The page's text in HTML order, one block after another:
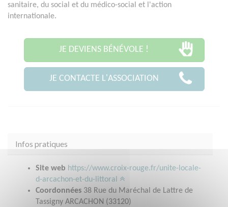
sanitaire, du social et du médico-social et l'action
internationale.
JE DEVIENS BÉNÉVOLE !
JE CONTACTE L'ASSOCIATION
Infos pratiques
Site web https://www.croix-rouge.fr/unite-locale-
d-arcachon-et-du-littoral
Coordonnées 38 Rue du Maréchal de Lattre de
Tassigny ARCACHON (33120)